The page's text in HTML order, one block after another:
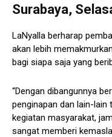
Surabaya,
LaNyalla berharap
akan lebih
bagi siapa saja yang
“Dengan dibangunnya
penginapan dan lain-
kegiatan masyarakat,
sangat memberi